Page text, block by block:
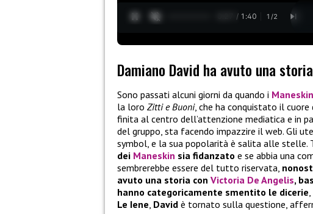
0:28 / 1:40 1 /2
Damiano David ha avuto una
Sono passati alcuni giorni da quando i Maneskin
la loro Zitti e Buoni, che ha conquistato il
finita al centro dell’attenzione mediatica e in
del gruppo, sta facendo impazzire il web. Gli
symbol, e la sua popolarità è salita alle stelle.
dei Maneskin sia fidanzato e se abbia una
sembrerebbe essere del tutto riservata,
avuto una storia con Victoria De Angelis,
hanno categoricamente smentito le dicerie
Le Iene, David è tornato sulla questione,